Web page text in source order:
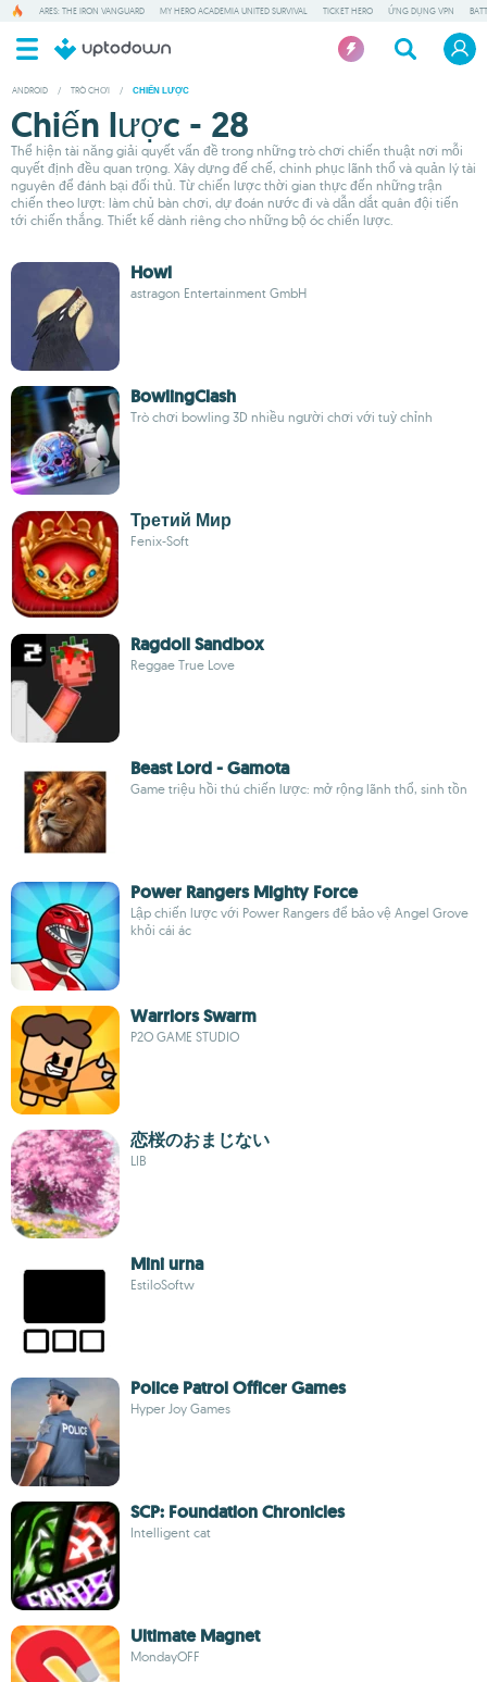
ARES: THE IRON VANGUARD MY HERO ACADEMIA UNITED SURVIVAL TICKET HERO ỨNG DỤNG VPN
ANDROID / TRÒ CHƠI / CHIẾN LƯỢC
Chiến lược - 28
Thể hiện tài năng giải quyết vấn đề trong những trò chơi chiến thuật nơi mỗi
quyết định đều quan trọng. Xây dựng đế chế, chinh phục lãnh thổ và quản lý tài
nguyên để đánh bại đối thủ. Từ chiến lược thời gian thực đến những trận
chiến theo lượt: làm chủ bàn chơi, dự đoán nước đi và dẫn dắt quân đội tiến
tới chiến thắng. Thiết kế dành riêng cho những bộ óc chiến lược.
Howl
astragon Entertainment GmbH
BowlingClash
Trò chơi bowling 3D nhiều người chơi với tuỳ chỉnh
Третий Мир
Fenix-Soft
Ragdoll Sandbox
Reggae True Love
Beast Lord - Gamota
Game triệu hồi thú chiến lược: mở rộng lãnh thổ, sinh tồn
Power Rangers Mighty Force
Lập chiến lược với Power Rangers để bảo vệ Angel Grove
khỏi cái ác
Warriors Swarm
P2O GAME STUDIO
恋桜のおまじない
LIB
Mini urna
EstiloSoftw
Police Patrol Officer Games
Hyper Joy Games
SCP: Foundation Chronicles
Intelligent cat
Ultimate Magnet
MondayOFF